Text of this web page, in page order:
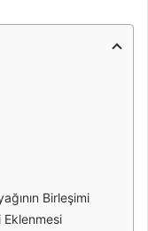
Birleşimi
Eklenmesi